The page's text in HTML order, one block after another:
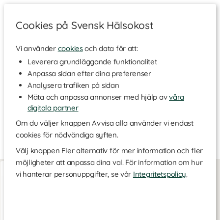
Cookies på Svensk Hälsokost
Vi använder cookiesoch data för att:
Leverera grundläggande funktionalitet
Anpassa sidan efter dina preferenser
Analysera trafiken på sidan
Mäta och anpassa annonser med hjälp avvåra
digitala partner
Om du väljer knappen Avvisa alla använder vi endast
cookies för nödvändiga syften.
Välj knappen Fler alternativ för mer information och fler
möjligheter att anpassa dina val. För information om hur
vi hanterar personuppgifter, se vår Integritetspolicy.
Varumärken
Acrilex Egenvård
Acrilex är ett privatägt mindre företag som säljer växtbaserade
kosttillskott. De erbjuder unika produkter som tillför något nytt
till konsumenten. Alla produkter innehåller väl dokumenterade
råvaror och kvalitet är ett nyckelord för företaget.
Uretin
60 kaps